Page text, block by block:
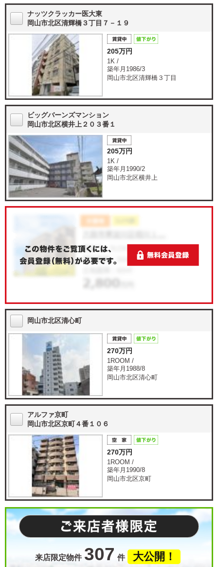
ナッツクラッカー医大東
岡山市北区清輝橋３丁目７－１９
205万円
1K /
築年月1986/3
岡山市北区清輝橋３丁目
ビッグバーンズマンション
岡山市北区横井上２０３番１
205万円
1K /
築年月1990/2
岡山市北区横井上
岡山市北区清心町
270万円
1ROOM /
築年月1988/8
岡山市北区清心町
アルファ京町
岡山市北区京町４番１０６
270万円
1ROOM /
築年月1990/8
岡山市北区京町
来店限定物件 307 件 大公開！